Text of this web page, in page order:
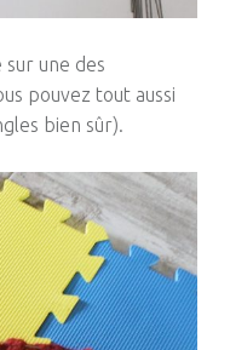
une des
pouvez tout aussi
bien sûr).